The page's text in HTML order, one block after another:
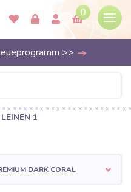
0
>>
1
DARK CORAL